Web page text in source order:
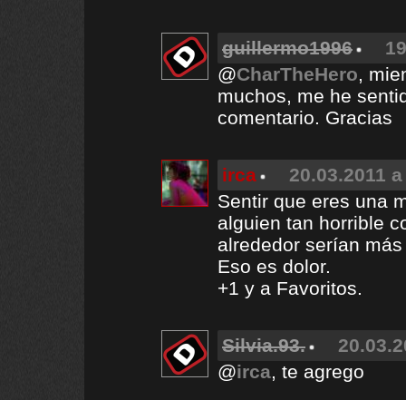
guillermo1996
@CharTheHero,
muchos, me he
comentario. Gracias
irca
20.03.2011
Sentir que eres una
alguien tan horrible
alrededor serían
Eso es dolor.
+1 y a Favoritos.
Silvia.93.
@irca, te agrego